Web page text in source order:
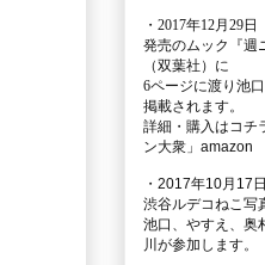
・ 2017年12月29日
発売のムック
『
（双葉社）に
6ページに渡り 池
掲載されます。
詳細・購入はコ
ン大衆」amazon
・2017年10月17
渋谷ルデコねこ写
池口、やすえ、奥
川が参加します。